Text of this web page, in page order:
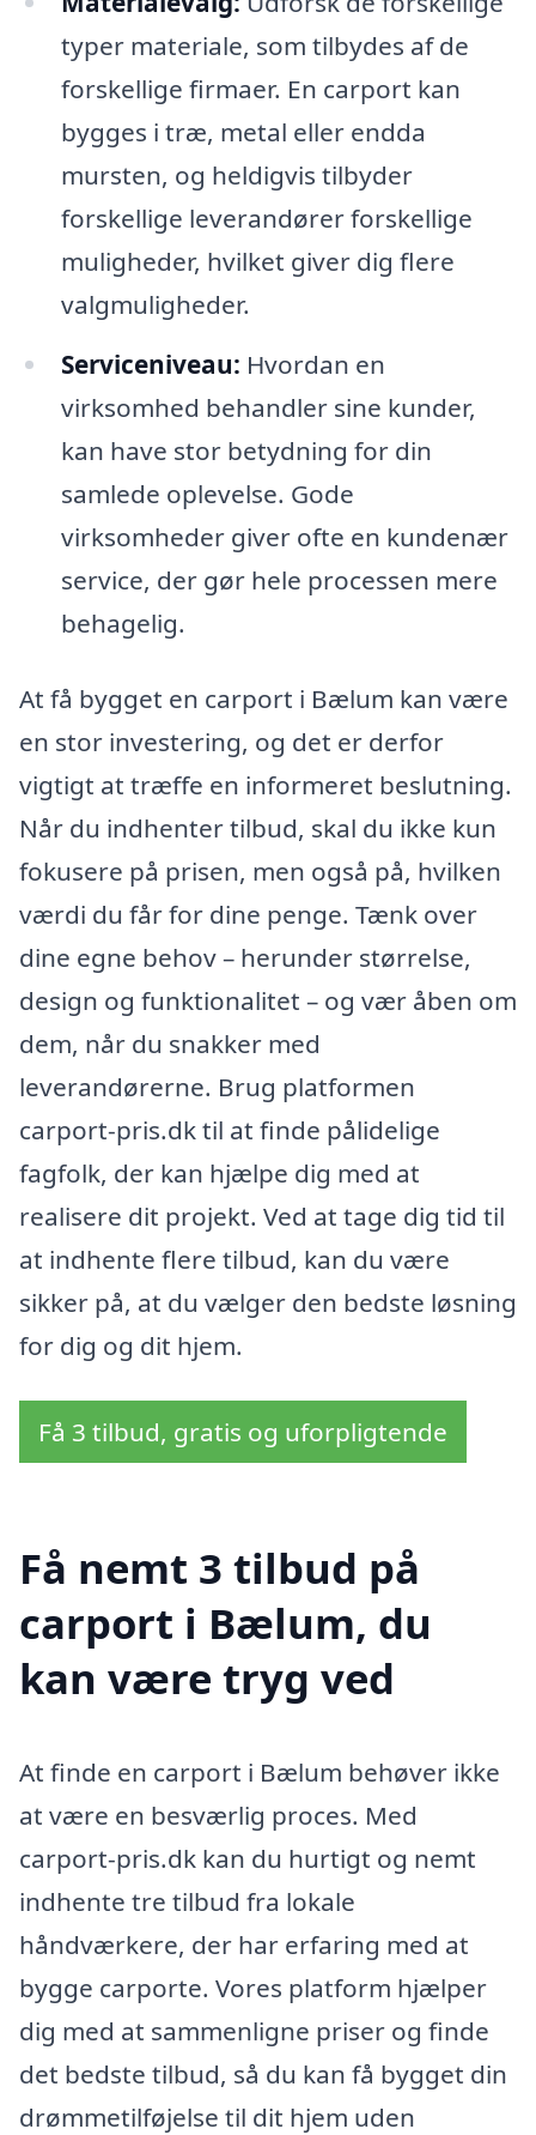
typer materiale, som tilbydes af de
forskellige firmaer. En carport kan
bygges i træ, metal eller endda
mursten, og heldigvis tilbyder
forskellige leverandører forskellige
muligheder, hvilket giver dig flere
valgmuligheder.
Serviceniveau: Hvordan en
virksomhed behandler sine kunder,
kan have stor betydning for din
samlede oplevelse. Gode
virksomheder giver ofte en kundenær
service, der gør hele processen mere
behagelig.
At få bygget en carport i Bælum kan være
en stor investering, og det er derfor
vigtigt at træffe en informeret beslutning.
Når du indhenter tilbud, skal du ikke kun
fokusere på prisen, men også på, hvilken
værdi du får for dine penge. Tænk over
dine egne behov – herunder størrelse,
design og funktionalitet – og vær åben om
dem, når du snakker med
leverandørerne. Brug platformen
carport-pris.dk til at finde pålidelige
fagfolk, der kan hjælpe dig med at
realisere dit projekt. Ved at tage dig tid til
at indhente flere tilbud, kan du være
sikker på, at du vælger den bedste løsning
for dig og dit hjem.
Få 3 tilbud, gratis og uforpligtende
Få nemt 3 tilbud på
carport i Bælum, du
kan være tryg ved
At finde en carport i Bælum behøver ikke
at være en besværlig proces. Med
carport-pris.dk kan du hurtigt og nemt
indhente tre tilbud fra lokale
håndværkere, der har erfaring med at
bygge carporte. Vores platform hjælper
dig med at sammenligne priser og finde
det bedste tilbud, så du kan få bygget din
drømmetilføjelse til dit hjem uden